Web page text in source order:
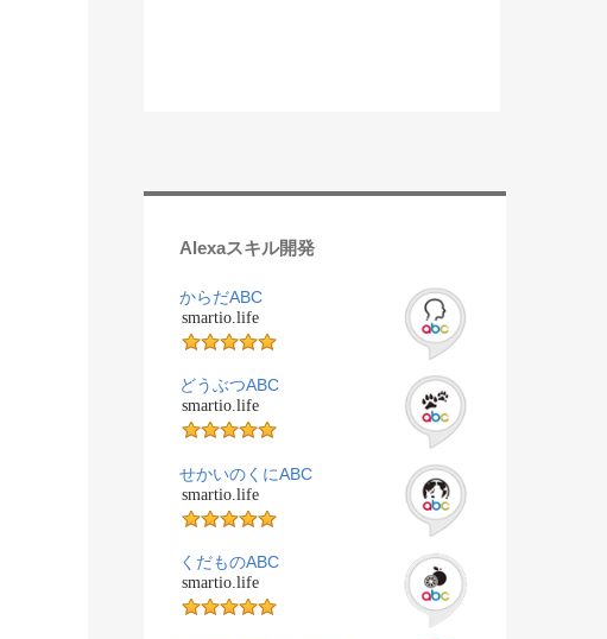
Alexaスキル開発
からだABC
smartio.life
どうぶつABC
smartio.life
せかいのくにABC
smartio.life
くだものABC
smartio.life